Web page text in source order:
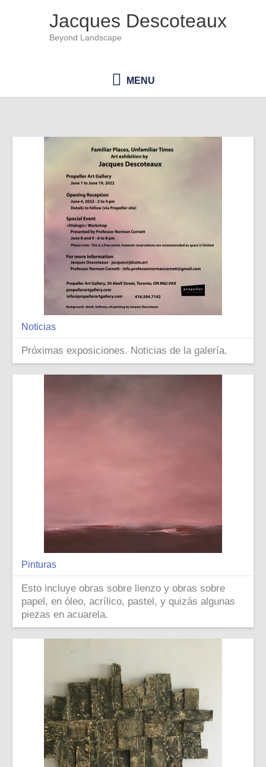
Jacques Descoteaux
Beyond Landscape
MENU
MENU
Noticias
Próximas exposiciones. Noticias de la galería.
Pinturas
Esto incluye obras sobre lienzo y obras sobre
papel, en óleo, acrílico, pastel, y quizás algunas
piezas en acuarela.